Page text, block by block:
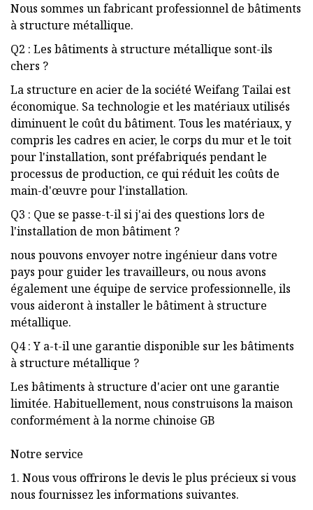
Nous sommes un fabricant professionnel de bâtiments
à structure métallique.
Q2 : Les bâtiments à structure métallique sont-ils
chers ?
La structure en acier de la société Weifang Tailai est
économique. Sa technologie et les matériaux utilisés
diminuent le coût du bâtiment. Tous les matériaux, y
compris les cadres en acier, le corps du mur et le toit
pour l'installation, sont préfabriqués pendant le
processus de production, ce qui réduit les coûts de
main-d'œuvre pour l'installation.
Q3 : Que se passe-t-il si j'ai des questions lors de
l'installation de mon bâtiment ?
nous pouvons envoyer notre ingénieur dans votre
pays pour guider les travailleurs, ou nous avons
également une équipe de service professionnelle, ils
vous aideront à installer le bâtiment à structure
métallique.
Q4 : Y a-t-il une garantie disponible sur les bâtiments
à structure métallique ?
Les bâtiments à structure d'acier ont une garantie
limitée. Habituellement, nous construisons la maison
conformément à la norme chinoise GB
Notre service
1. Nous vous offrirons le devis le plus précieux si vous
nous fournissez les informations suivantes.